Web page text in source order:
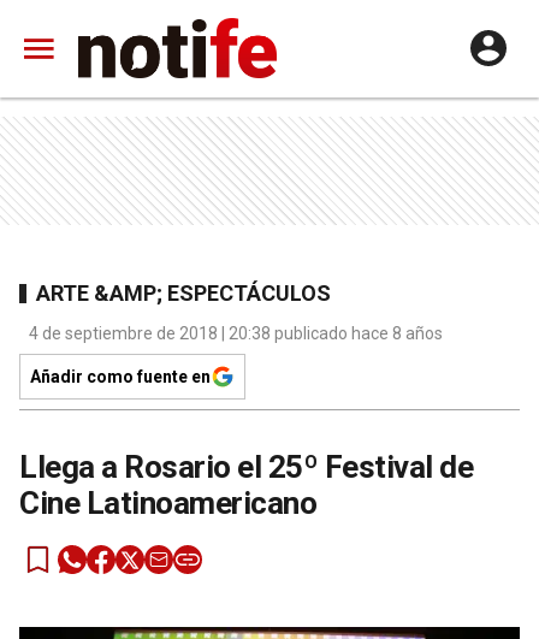
ARTE &AMP; ESPECTÁCULOS
4 de septiembre de 2018 | 20:38 publicado hace 8 años
Añadir como fuente en
Llega a Rosario el 25º Festival de
Cine Latinoamericano